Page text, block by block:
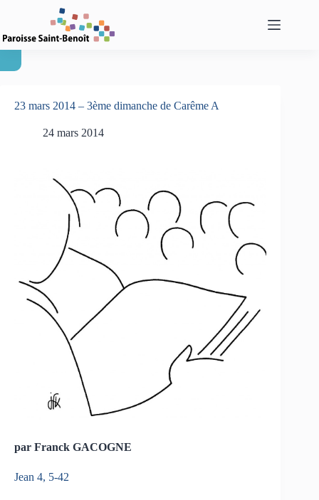
23 mars 2014 – 3ème dimanche de Carême A
24 mars 2014
par Franck GACOGNE
Jean 4, 5-42